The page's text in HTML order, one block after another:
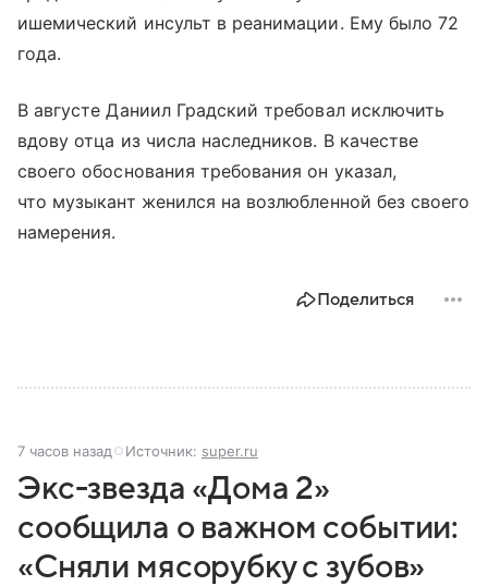
ишемический инсульт в реанимации. Ему было 72
года.
В августе Даниил Градский требовал исключить
вдову отца из числа наследников. В качестве
своего обоснования требования он указал,
что музыкант женился на возлюбленной без своего
намерения.
Поделиться
7 часов назад Источник: super.ru
Экс-звезда «Дома 2»
сообщила о важном событии:
«Сняли мясорубку с зубов»